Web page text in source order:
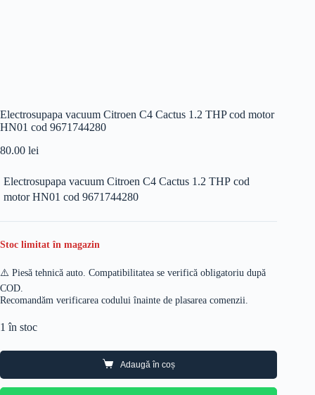
Electrosupapa vacuum Citroen C4 Cactus 1.2 THP cod motor
HN01 cod 9671744280
80.00 lei
Electrosupapa vacuum Citroen C4 Cactus 1.2 THP cod
motor HN01 cod 9671744280
Stoc limitat în magazin
⚠️ Piesă tehnică auto. Compatibilitatea se verifică obligatoriu după
COD.
Recomandăm verificarea codului înainte de plasarea comenzii.
1 în stoc
Adaugă în coș